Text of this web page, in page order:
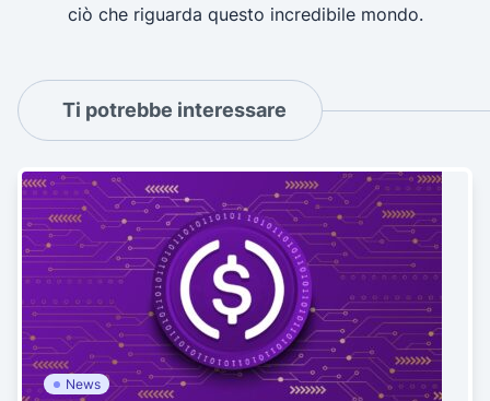
ciò che riguarda questo incredibile mondo.
Ti potrebbe interessare
News